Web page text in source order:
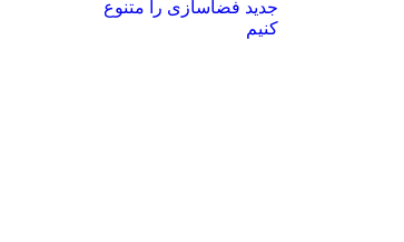
جدید فضاسازی را متنوع
کنیم